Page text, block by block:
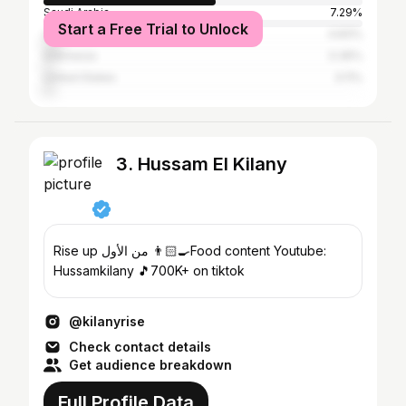
Saudi Arabia
7.29%
United Arab Emirates
Start a Free Trial to Unlock
3. Hussam El Kilany
Rise up من الأول 👨🏻‍🍳Food content Youtube:
Hussamkilany 🎵700K+ on tiktok
@kilanyrise
Check contact details
Get audience breakdown